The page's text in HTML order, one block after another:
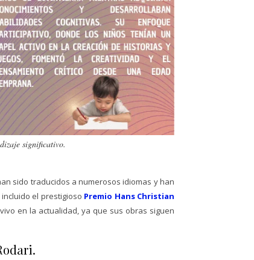
significativo.
sido traducidos a numerosos idiomas y han
el prestigioso Premio Hans Christian
en la actualidad, ya que sus obras siguen